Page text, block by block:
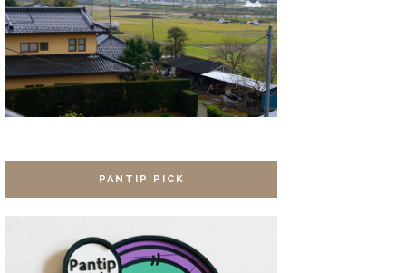
PANTIP PICK